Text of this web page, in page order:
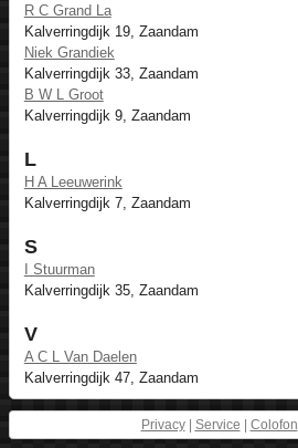
R C Grand La
Kalverringdijk 19, Zaandam
Niek Grandiek
Kalverringdijk 33, Zaandam
B W L Groot
Kalverringdijk 9, Zaandam
L
H A Leeuwerink
Kalverringdijk 7, Zaandam
S
I Stuurman
Kalverringdijk 35, Zaandam
V
A C L Van Daelen
Kalverringdijk 47, Zaandam
Privacy| Service Colofon